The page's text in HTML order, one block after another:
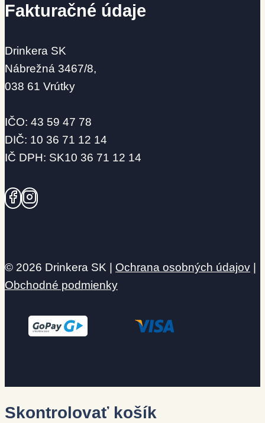
Fakturačné údaje
Drinkera SK
Nábrežná 3467/8,
038 61 Vrútky
IČO: 43 59 47 78
DIČ: 10 36 71 12 14
IČ DPH: SK10 36 71 12 14
© 2026 Drinkera SK | Ochrana osobných údajov |
Obchodné podmienky
Skontrolovať košík